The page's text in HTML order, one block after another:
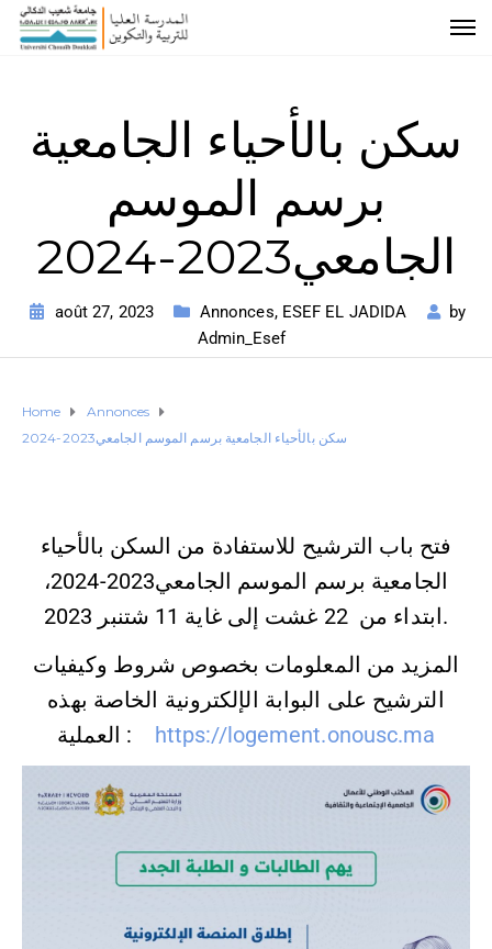
سكن بالأحياء الجامعية
برسم الموسم
الجامعي2023-2024
août 27, 2023 Annonces, ESEF EL JADIDA
by
Admin_Esef
Home
Annonces
سكن بالأحياء الجامعية برسم الموسم الجامعي2023-2024
فتح باب الترشيح للاستفادة من السكن بالأحياء
الجامعية برسم الموسم الجامعي2023-2024،
ابتداء من 22 غشت إلى غاية 11 شتنبر 2023.
المزيد من المعلومات بخصوص شروط وكيفيات
الترشيح على البوابة الإلكترونية الخاصة بهذه
العملية : https://logement.onousc.ma